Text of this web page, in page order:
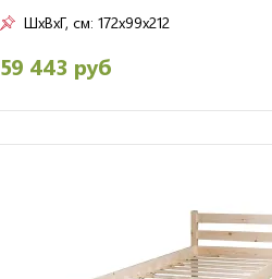
ШxВxГ, см: 172x99x212
59 443 руб